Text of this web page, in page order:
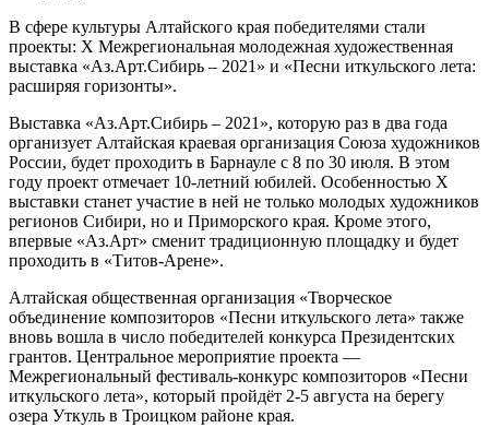
В сфере культуры Алтайского края победителями стали
проекты: X Межрегиональная молодежная художественная
выставка «Аз.Арт.Сибирь – 2021» и «Песни иткульского лета:
расширяя горизонты».
Выставка «Аз.Арт.Сибирь – 2021», которую раз в два года
организует Алтайская краевая организация Союза художников
России, будет проходить в Барнауле с 8 по 30 июля. В этом
году проект отмечает 10-летний юбилей. Особенностью X
выставки станет участие в ней не только молодых художников
регионов Сибири, но и Приморского края. Кроме этого,
впервые «Аз.Арт» сменит традиционную площадку и будет
проходить в «Титов-Арене».
Алтайская общественная организация «Творческое
объединение композиторов «Песни иткульского лета» также
вновь вошла в число победителей конкурса Президентских
грантов. Центральное мероприятие проекта —
Межрегиональный фестиваль-конкурс композиторов «Песни
иткульского лета», который пройдёт 2-5 августа на берегу
озера Уткуль в Троицком районе края.